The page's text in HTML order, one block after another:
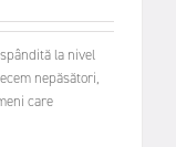
la nivel
nepăsători,
care